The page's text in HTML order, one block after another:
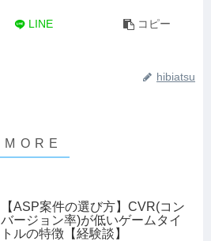
LINE コピー
hibiatsu
【ASP案件の選び方】CVR(コン
バージョン率)が低いゲームタイ
トルの特徴【経験談】